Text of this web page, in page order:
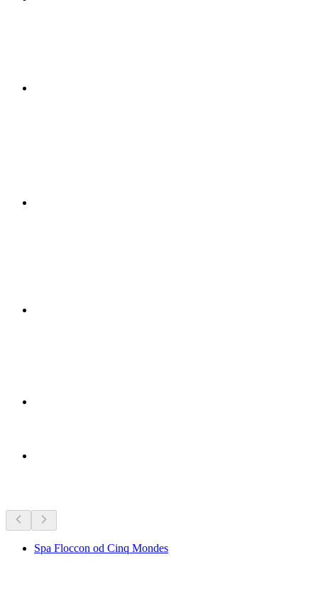
Spa Floccon od Cinq Mondes